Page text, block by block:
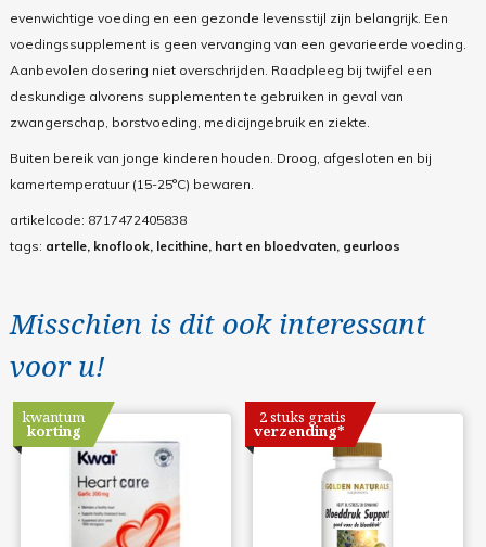
evenwichtige voeding en een gezonde levensstijl zijn belangrijk. Een
voedingssupplement is geen vervanging van een gevarieerde voeding.
Aanbevolen dosering niet overschrijden. Raadpleeg bij twijfel een
deskundige alvorens supplementen te gebruiken in geval van
zwangerschap, borstvoeding, medicijngebruik en ziekte.
Buiten bereik van jonge kinderen houden. Droog, afgesloten en bij
kamertemperatuur (15-25°C) bewaren.
artikelcode: 8717472405838
tags: artelle, knoflook, lecithine, hart en bloedvaten, geurloos
Misschien is dit ook interessant
voor u!
kwantum
korting
2 stuks gratis
verzending*